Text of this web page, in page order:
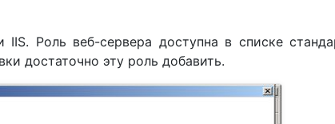
Роль веб-сервера доступна в списке
достаточно эту роль добавить.